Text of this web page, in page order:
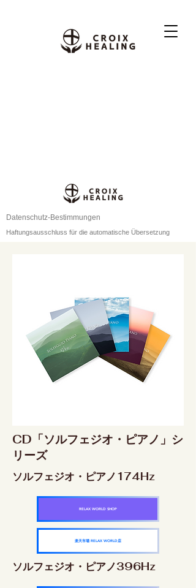
Datenschutz-Bestimmungen
Haftungsausschluss für die automatische Übersetzung
CD「ソルフェジオ・ピアノ」シ
リーズ
ソルフェジオ・ピアノ174Hz
RELAX WORLD SHOP
楽天市場 RELAX WORLD店
ソルフェジオ・ピアノ396Hz